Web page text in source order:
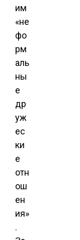
им
«не
фо
рм
аль
ны
е
др
уж
ес
ки
е
отн
ош
ен
ия»
.